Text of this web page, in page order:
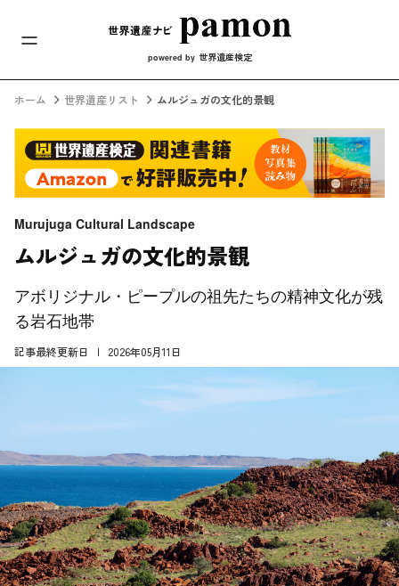
メインナビ
powered by 世界遺産検定
ホーム 世界遺産リスト ムルジュガの文化的景観
Murujuga Cultural Landscape
ムルジュガの文化的景観
アボリジナル・ピープルの祖先たちの精神文化が残
る岩石地帯
記事最終更新日 2026年05月11日